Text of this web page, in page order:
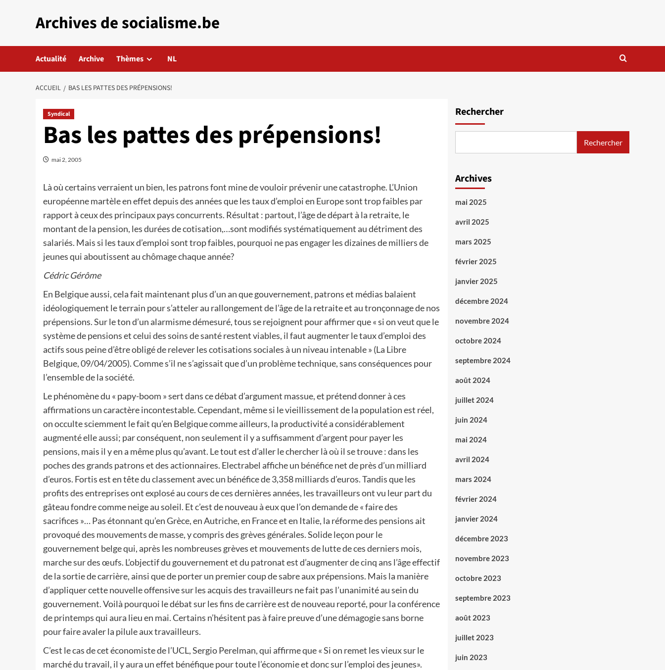
Archives de socialisme.be
Actualité Archive Thèmes NL
ACCUEIL BAS LES PATTES DES PRÉPENSIONS!
Syndical
Bas les pattes des prépensions!
mai 2, 2005
Là où certains verraient un bien, les patrons font mine de vouloir prévenir une catastrophe. L’Union
européenne martèle en effet depuis des années que les taux d’emploi en Europe sont trop faibles par
rapport à ceux des principaux pays concurrents. Résultat : partout, l’âge de départ à la retraite, le
montant de la pension, les durées de cotisation,…sont modifiés systématiquement au détriment des
salariés. Mais si les taux d’emploi sont trop faibles, pourquoi ne pas engager les dizaines de milliers de
jeunes qui aboutissent au chômage chaque année?
Cédric Gérôme
En Belgique aussi, cela fait maintenant plus d’un an que gouvernement, patrons et médias balaient
idéologiquement le terrain pour s’atteler au rallongement de l’âge de la retraite et au tronçonnage de nos
prépensions. Sur le ton d’un alarmisme démesuré, tous se rejoignent pour affirmer que « si on veut que le
système de pensions et celui des soins de santé restent viables, il faut augmenter le taux d’emploi des
actifs sous peine d’être obligé de relever les cotisations sociales à un niveau intenable » (La Libre
Belgique, 09/04/2005). Comme s’il ne s’agissait que d’un problème technique, sans conséquences pour
l’ensemble de la société.
Le phénomène du « papy-boom » sert dans ce débat d’argument massue, et prétend donner à ces
affirmations un caractère incontestable. Cependant, même si le vieillissement de la population est réel,
on occulte sciemment le fait qu’en Belgique comme ailleurs, la productivité a considérablement
augmenté elle aussi; par conséquent, non seulement il y a suffisamment d’argent pour payer les
pensions, mais il y en a même plus qu’avant. Le tout est d’aller le chercher là où il se trouve : dans les
poches des grands patrons et des actionnaires. Electrabel affiche un bénéfice net de près d’un milliard
d’euros. Fortis est en tête du classement avec un bénéfice de 3,358 milliards d’euros. Tandis que les
profits des entreprises ont explosé au cours de ces dernières années, les travailleurs ont vu leur part du
gâteau fondre comme neige au soleil. Et c’est de nouveau à eux que l’on demande de « faire des
sacrifices »… Pas étonnant qu’en Grèce, en Autriche, en France et en Italie, la réforme des pensions ait
provoqué des mouvements de masse, y compris des grèves générales. Solide leçon pour le
gouvernement belge qui, après les nombreuses grèves et mouvements de lutte de ces derniers mois,
marche sur des œufs. L’objectif du gouvernement et du patronat est d’augmenter de cinq ans l’âge effectif
de la sortie de carrière, ainsi que de porter un premier coup de sabre aux prépensions. Mais la manière
d’appliquer cette nouvelle offensive sur les acquis des travailleurs ne fait pas l’unanimité au sein du
gouvernement. Voilà pourquoi le débat sur les fins de carrière est de nouveau reporté, pour la conférence
de printemps qui aura lieu en mai. Certains n’hésitent pas à faire preuve d’une démagogie sans borne
pour faire avaler la pilule aux travailleurs.
C’est le cas de cet économiste de l’UCL, Sergio Perelman, qui affirme que « Si on remet les vieux sur le
marché du travail, il y aura un effet bénéfique pour toute l’économie et donc sur l’emploi des jeunes».
Rechercher
Rechercher
Archives
mai 2025
avril 2025
mars 2025
février 2025
janvier 2025
décembre 2024
novembre 2024
octobre 2024
septembre 2024
août 2024
juillet 2024
juin 2024
mai 2024
avril 2024
mars 2024
février 2024
janvier 2024
décembre 2023
novembre 2023
octobre 2023
septembre 2023
août 2023
juillet 2023
juin 2023